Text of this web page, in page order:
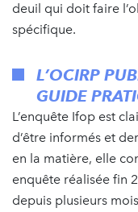
deuil qui doit faire
spécifique.
L’OCIRP
GUIDE
L’enquête Ifop est
d’être informés et
en la matière, elle
enquête réalisée fin
depuis plusieurs